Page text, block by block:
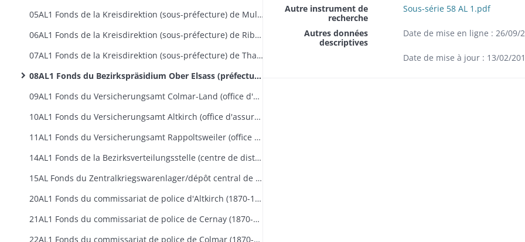
05AL1 Fonds de la Kreisdirektion (sous-préfecture) de Mulhouse
06AL1 Fonds de la Kreisdirektion (sous-préfecture) de Ribeauvillé
07AL1 Fonds de la Kreisdirektion (sous-préfecture) de Thann
08AL1 Fonds du Bezirkspräsidium Ober Elsass (préfecture du Haut-Rhin)
09AL1 Fonds du Versicherungsamt Colmar-Land (office d'assurances sociales de Colmar-Campagne) (1884-1918)
10AL1 Fonds du Versicherungsamt Altkirch (office d'assurances sociales d'Altkirch) (1913-1914)
11AL1 Fonds du Versicherungsamt Rappoltsweiler (office d'assurances sociales de Ribeauvillé) (1903-1918)
14AL1 Fonds de la Bezirksverteilungsstelle (centre de distribution du ravitaillement rue Saint Josse à Colmar) (1916-1918)
15AL Fonds du Zentralkriegswarenlager/dépôt central de ravitaillement à Colmar (1915-1919)
20AL1 Fonds du commissariat de police d'Altkirch (1870-1907)
21AL1 Fonds du commissariat de police de Cernay (1870-1907)
22AL1 Fonds du commissariat de police de Colmar (1870-1918)
Autre instrument de
recherche
Sous-série 58 AL 1.pdf
Autres données
descriptives
Date de mise en ligne : 26/09/
Date de mise à jour : 13/02/